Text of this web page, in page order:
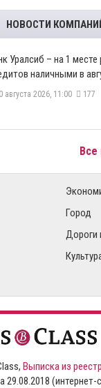
НОВОСТИ
Уралсиб – на 1 месте
наличными в
августа 2026, 11:00 177
Город
Дороги
Выписка из
29.08.2018 (интернет-